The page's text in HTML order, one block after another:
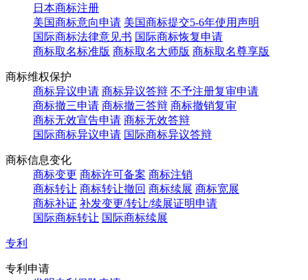
日本商标注册
美国商标意向申请 美国商标提交5-6年使用声明
国际商标法律意见书 国际商标恢复申请
商标取名标准版 商标取名大师版 商标取名尊享版
商标维权保护
商标异议申请 商标异议答辩 不予注册复审申请
商标撤三申请 商标撤三答辩 商标撤销复审
商标无效宣告申请 商标无效答辩
国际商标异议申请 国际商标异议答辩
商标信息变化
商标变更 商标许可备案 商标注销
商标转让 商标转让撤回 商标续展 商标宽展
商标补证 补发变更/转让/续展证明申请
国际商标转让 国际商标续展
专利
专利申请